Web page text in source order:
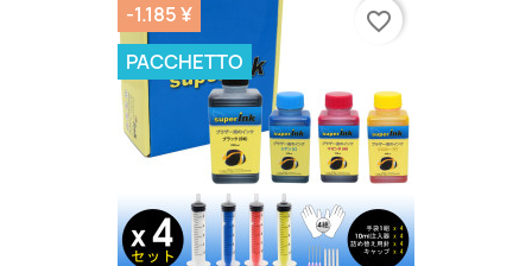
-1.185 ¥
PACCHETTO
favorite_border